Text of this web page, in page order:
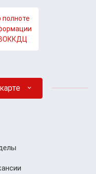
полноте
ВОККДЦ